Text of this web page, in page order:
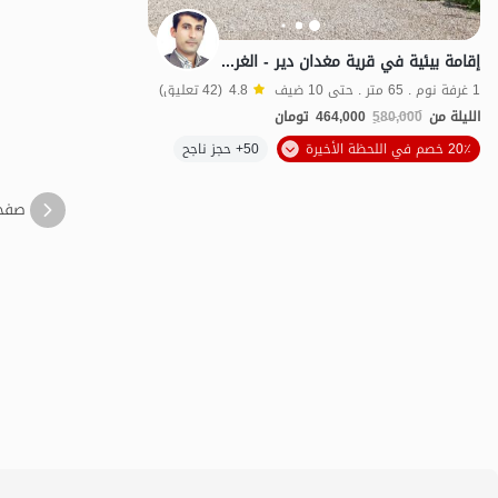
إقامة بيئية في قرية مغدان دير - الغرفة الخامسة
1 غرفة نوم . 65 متر . حتى 10 ضيف 4.8 (42 تعليق)
الليلة من 580,000
464,000 تومان
20٪ خصم في اللحظة الأخيرة
50+ حجز ناجح